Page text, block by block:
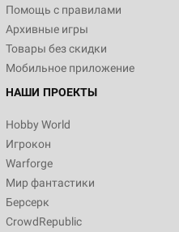
Помощь с правилами
Архивные игры
Товары без скидки
Мобильное приложение
НАШИ ПРОЕКТЫ
Hobby World
Игрокон
Warforge
Мир фантастики
Берсерк
CrowdRepublic